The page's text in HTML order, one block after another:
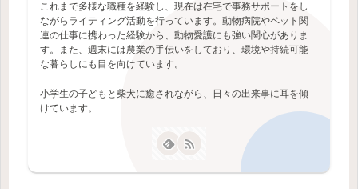
これまで多様な職種を経験し、現在は在宅で事務サポートをし
ながらライティング活動を行っています。動物病院やペット関
連の仕事に携わった経験から、動物愛護にも強い関心がありま
す。また、週末には農業の手伝いをしており、環境や持続可能
な暮らしにも目を向けています。
小学生の子どもと柴犬に癒されながら、日々の出来事に耳を傾
けています。